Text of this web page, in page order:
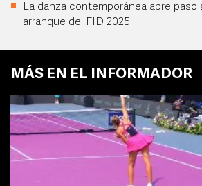
La danza contemporánea abre paso
arranque del FID 2025
MÁS EN EL INFORMADOR